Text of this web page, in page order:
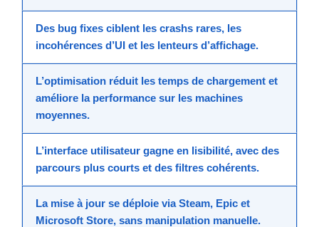
Des bug fixes ciblent les crashs rares, les
incohérences d’UI et les lenteurs d’affichage.
L’optimisation réduit les temps de chargement et
améliore la performance sur les machines
moyennes.
L’interface utilisateur gagne en lisibilité, avec des
parcours plus courts et des filtres cohérents.
La mise à jour se déploie via Steam, Epic et
Microsoft Store, sans manipulation manuelle.